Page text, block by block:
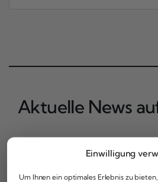
Einwilligung
Um Ihnen ein optimales Erlebnis zu
Aktuelle News
Finanznachrichten